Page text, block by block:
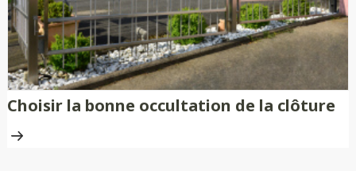
Choisir la bonne occultation de la clôture